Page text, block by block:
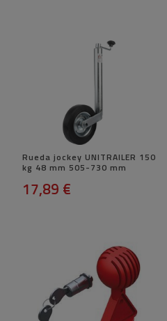
Rueda jockey UNITRAILER 150
kg 48 mm 505-730 mm
17,89 €